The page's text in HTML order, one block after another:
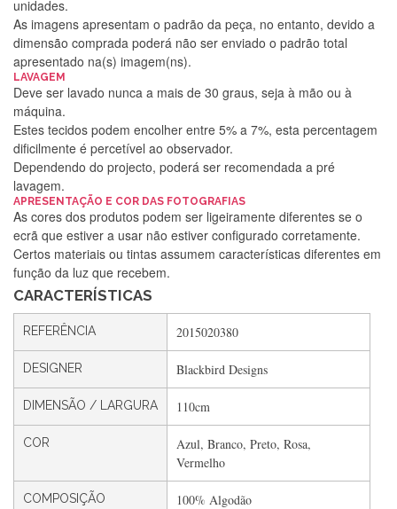
unidades.
As imagens apresentam o padrão da peça, no entanto, devido a
dimensão comprada poderá não ser enviado o padrão total
apresentado na(s) imagem(ns).
LAVAGEM
Deve ser lavado nunca a mais de 30 graus, seja à mão ou à
máquina.
Estes tecidos podem encolher entre 5% a 7%, esta percentagem
dificilmente é percetível ao observador.
Dependendo do projecto, poderá ser recomendada a pré
lavagem.
APRESENTAÇÃO E COR DAS FOTOGRAFIAS
As cores dos produtos podem ser ligeiramente diferentes se o
ecrã que estiver a usar não estiver configurado corretamente.
Certos materiais ou tintas assumem características diferentes em
função da luz que recebem.
CARACTERÍSTICAS
REFERÊNCIA 2015020380
DESIGNER Blackbird Designs
DIMENSÃO / LARGURA 110cm
COR
Azul, Branco, Preto, Rosa,
Vermelho
COMPOSIÇÃO 100% Algodão
Silvia Lopes
Encomenda direitinha. Rapidez e segurança. Volto a
encomendar.
Silvia André
Gostei ,Serviço bastante rápido. recomendo
Filipa Freire
Rápido, atendimento 5*. Hoje chegará a segunda encomenda
feita de muitas certamente❤️